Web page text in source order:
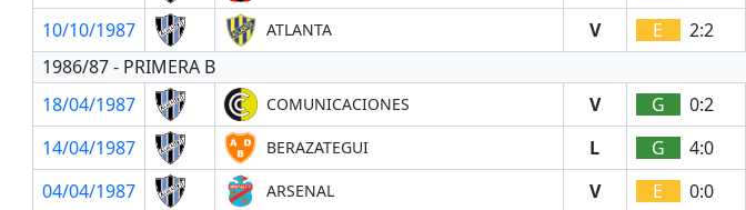
10/10/1987
ATLANTA V E 2:2
1986/87 - PRIMERA B
18/04/1987
COMUNICACIONES V G 0:2
14/04/1987
BERAZATEGUI L G 4:0
04/04/1987
ARSENAL V E
0:0